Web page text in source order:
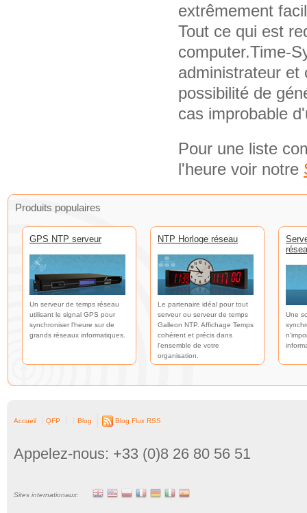
extrêmement
Tout ce qui est
computer.Time-
administrateur et
possibilité de
cas improbable
Pour une liste
l'heure voir notre
Produits populaires
GPS NTP serveur
Un serveur de temps réseau
utilisant le signal GPS pour
synchroniser l'heure sur de
grands réseaux informatiques.
NTP Horloge réseau
Le partenaire idéal pour tout
serveur ou serveur de temps
Galleon NTP. Affichage Temps
cohérent et précis dans
l'ensemble de votre
organisation.
Une
Accueil QFP Blog Blog Flux RSS
Appelez-nous: +33 (0)8 26 80 56 51
Sites internationaux: